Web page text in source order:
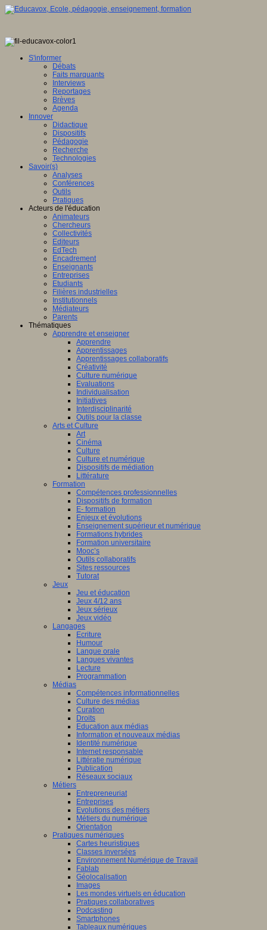
S'informer
Débats
Faits marquants
Interviews
Reportages
Brèves
Agenda
Innover
Didactique
Dispositifs
Pédagogie
Recherche
Technologies
Savoir(s)
Analyses
Conférences
Outils
Pratiques
Acteurs de l'éducation
Animateurs
Chercheurs
Collectivités
Editeurs
EdTech
Encadrement
Enseignants
Entreprises
Etudiants
Filières industrielles
Institutionnels
Médiateurs
Parents
Thématiques
Apprendre et enseigner
Apprendre
Apprentissages
Apprentissages collaboratifs
Créativité
Culture numérique
Evaluations
Individualisation
Initiatives
Interdisciplinarité
Outils pour la classe
Arts et Culture
Art
Cinéma
Culture
Culture et numérique
Dispositifs de médiation
Littérature
Formation
Compétences professionnelles
Dispositifs de formation
E- formation
Enjeux et évolutions
Enseignement supérieur et numérique
Formations hybrides
Formation universitaire
Mooc’s
Outils collaboratifs
Sites ressources
Tutorat
Jeux
Jeu et éducation
Jeux 4/12 ans
Jeux sérieux
Jeux vidéo
Langages
Ecriture
Humour
Langue orale
Langues vivantes
Lecture
Programmation
Médias
Compétences informationnelles
Culture des médias
Curation
Droits
Education aux médias
Information et nouveaux médias
Identité numérique
Internet responsable
Littératie numérique
Publication
Réseaux sociaux
Métiers
Entrepreneuriat
Entreprises
Evolutions des métiers
Métiers du numérique
Orientation
Pratiques numériques
Cartes heuristiques
Classes inversées
Environnement Numérique de Travail
Fablab
Géolocalisation
Images
Les mondes virtuels en éducation
Pratiques collaboratives
Podcasting
Smartphones
Tableaux numériques